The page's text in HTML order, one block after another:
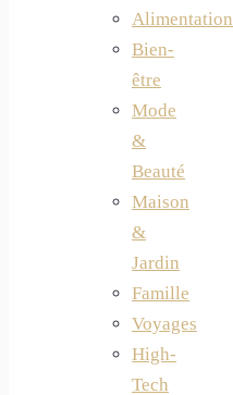
Alimentation
Bien-
être
Mode
&
Beauté
Maison
&
Jardin
Famille
Voyages
High-
Tech